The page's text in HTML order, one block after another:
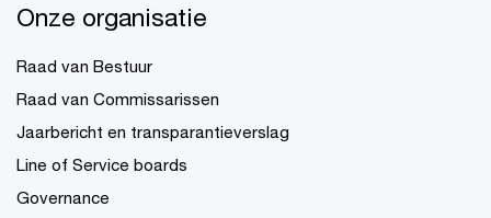
Onze organisatie
Raad van Bestuur
Raad van Commissarissen
Jaarbericht en transparantieverslag
Line of Service boards
Governance